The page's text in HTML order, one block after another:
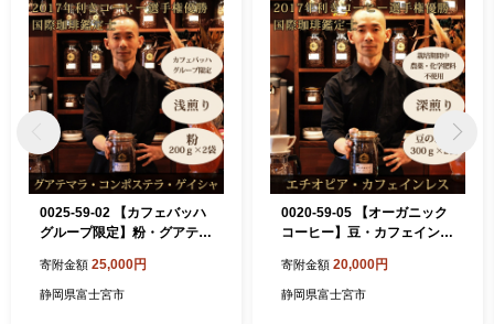
0025-59-02 【カフェバッハ
グループ限定】粉・グアテマ
富士珈琲｜利き珈琲チャンピ
オン厳選
寄附金額 25,000円
静岡県富士宮市
0020-59-05 【オーガニック
コーヒー】豆・カフェインレ
富士珈琲｜利き珈琲チャンピ
オン厳選
寄附金額 20,000円
静岡県富士宮市